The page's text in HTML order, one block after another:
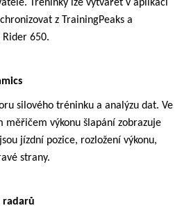
Tréninky lze vytvářet v aplikaci
z TrainingPeaks a
650.
silového tréninku a analýzu dat. Ve
měřičem výkonu šlapání zobrazuje
jízdní pozice, rozložení výkonu,
strany.
radarů